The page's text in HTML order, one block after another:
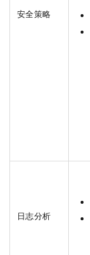
安全策略
日志分析